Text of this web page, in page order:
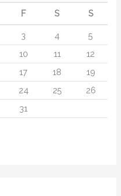
F S S
3 4
5
10 11
12
17 18
19
24 25
26
31